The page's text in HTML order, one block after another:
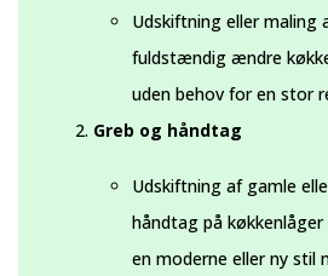
Udskiftning eller maling
fuldstændig ændre
uden behov for en stor
Greb og håndtag
Udskiftning af gamle
håndtag på
en moderne eller ny stil